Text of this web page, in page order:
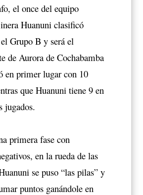
el once del equipo
Huanuni clasificó
Grupo B y será el
de Aurora de Cochabamba
en primer lugar con 10
que Huanuni tiene 9 en
jugados.
primera fase con
en la rueda de las
se puso “las pilas” y
puntos ganándole en